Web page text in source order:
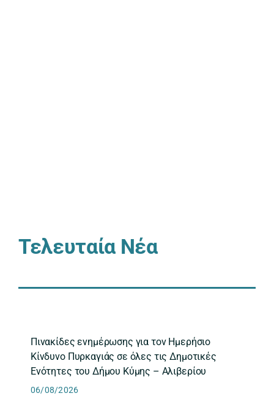
Τελευταία Νέα
Πινακίδες ενημέρωσης για τον Ημερήσιο
Κίνδυνο Πυρκαγιάς σε όλες τις Δημοτικές
Ενότητες του Δήμου Κύμης – Αλιβερίου
06/08/2026